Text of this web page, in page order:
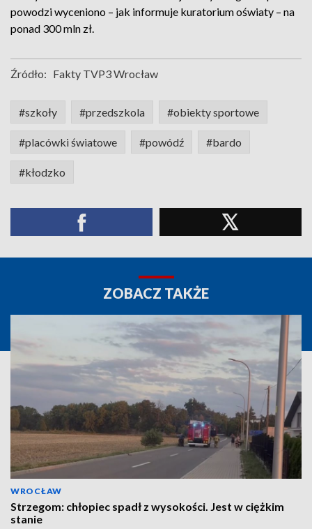
powodzi wyceniono – jak informuje kuratorium oświaty – na
ponad 300 mln zł.
Źródło: Fakty TVP3 Wrocław
#szkoły #przedszkola #obiekty sportowe
#placówki światowe #powódź #bardo
#kłodzko
ZOBACZ TAKŻE
WROCŁAW
Strzegom: chłopiec spadł z wysokości. Jest w ciężkim
stanie